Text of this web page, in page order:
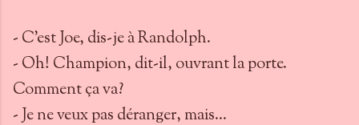
- C'est Joe, dis-je à Randolph.
- Oh! Champion, dit-il, ouvrant la porte.
Comment ça va?
- Je ne veux pas déranger, mais...